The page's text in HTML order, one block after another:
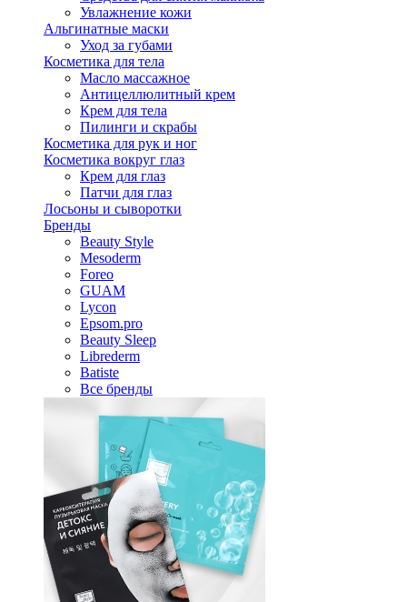
Увлажнение кожи
Альгинатные маски
Уход за губами
Косметика для тела
Масло массажное
Антицеллюлитный крем
Крем для тела
Пилинги и скрабы
Косметика для рук и ног
Косметика вокруг глаз
Крем для глаз
Патчи для глаз
Лосьоны и сыворотки
Бренды
Beauty Style
Mesoderm
Foreo
GUAM
Lycon
Epsom.pro
Beauty Sleep
Librederm
Batiste
Все бренды